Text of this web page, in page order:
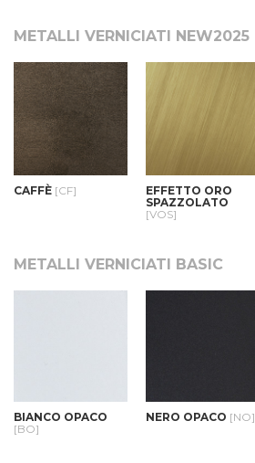
METALLI VERNICIATI NEW2025
CAFFÈ [CF]
EFFETTO ORO
SPAZZOLATO
[VOS]
METALLI VERNICIATI BASIC
BIANCO OPACO
[BO]
NERO OPACO [NO]